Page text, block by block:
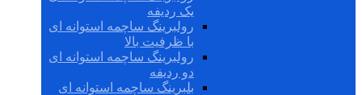
یک ردیفه
رولبرینگ ساچمه استوانه ای
با ظرفیت بالا
رولبرینگ ساچمه استوانه ای
دو ردیفه
بلبرینگ ساچمه استوانه ای